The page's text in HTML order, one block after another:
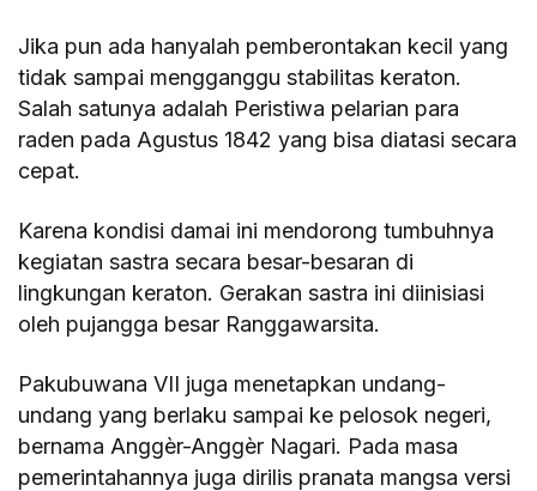
Jika pun ada hanyalah pemberontakan kecil yang
tidak sampai mengganggu stabilitas keraton.
Salah satunya adalah Peristiwa pelarian para
raden pada Agustus 1842 yang bisa diatasi secara
cepat.
Karena kondisi damai ini mendorong tumbuhnya
kegiatan sastra secara besar-besaran di
lingkungan keraton. Gerakan sastra ini diinisiasi
oleh pujangga besar Ranggawarsita.
Pakubuwana VII juga menetapkan undang-
undang yang berlaku sampai ke pelosok negeri,
bernama Anggèr-Anggèr Nagari. Pada masa
pemerintahannya juga dirilis pranata mangsa versi